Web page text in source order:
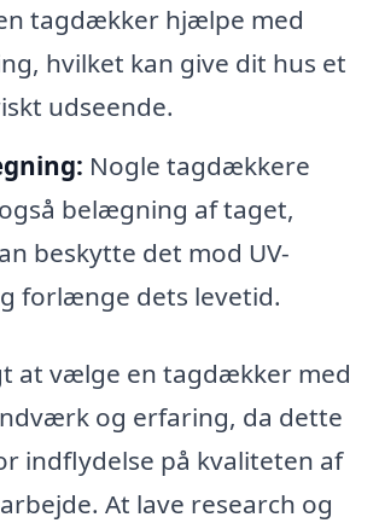
tagdækker hjælpe med
hvilket kan give dit hus et
udseende.
Nogle tagdækkere
belægning af taget,
beskytte det mod UV-
forlænge dets levetid.
at vælge en tagdækker med
og erfaring, da dette
indflydelse på kvaliteten af
At lave research og